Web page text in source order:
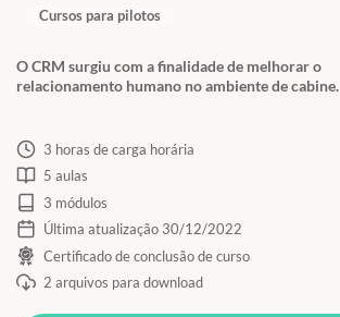
O CRM surgiu com a finalidade de melhorar o
relacionamento humano no ambiente de cabine.
Cursos para pilotos
3 horas de carga horária
5 aulas
3 módulos
Última atualização 30/12/2022
Certificado de conclusão de curso
2 arquivos para download